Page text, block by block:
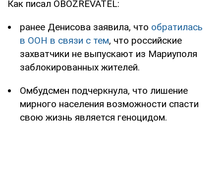
Как писал OBOZREVATEL:
ранее Денисова заявила, что обратилась
в ООН в связи с тем, что российские
захватчики не выпускают из Мариуполя
заблокированных жителей.
Омбудсмен подчеркнула, что лишение
мирного населения возможности спасти
свою жизнь является геноцидом.